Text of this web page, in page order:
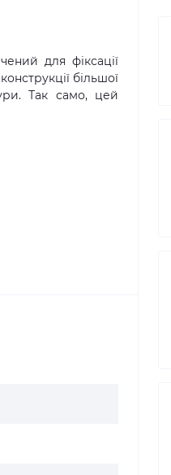
для фіксації
більшої
Так само, цей